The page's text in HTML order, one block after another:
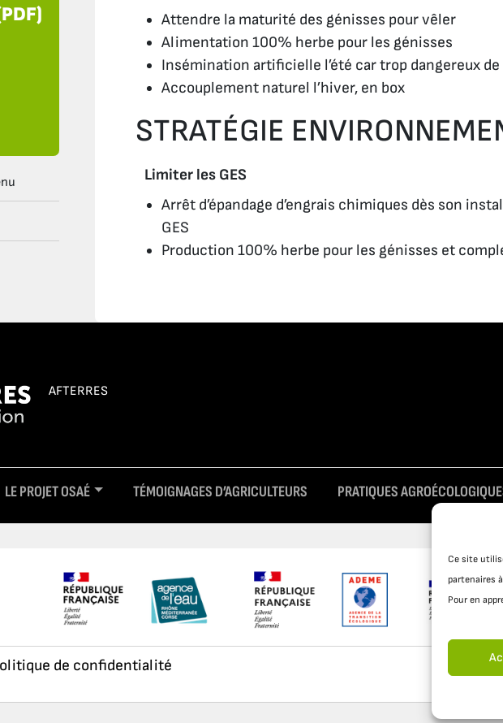
Ce site
partenaires
Pour en
Attendre la maturité des génisses pour vêler
Alimentation 100% herbe pour les génisses
Insémination artificielle l’été car trop dangereux
Accouplement naturel l’hiver, en box
STRATÉGIE
Limiter les GES
Arrêt d’épandage d’engrais chimiques dès son
GES
Production 100% herbe pour les génisses et
AFTERRES
LE PROJET OSAÉ TÉMOIGNAGES D’AGRICULTEURS PRATIQUES
de confidentialité